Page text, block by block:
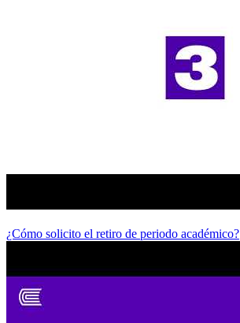
¿Cómo solicito el retiro de periodo académico?